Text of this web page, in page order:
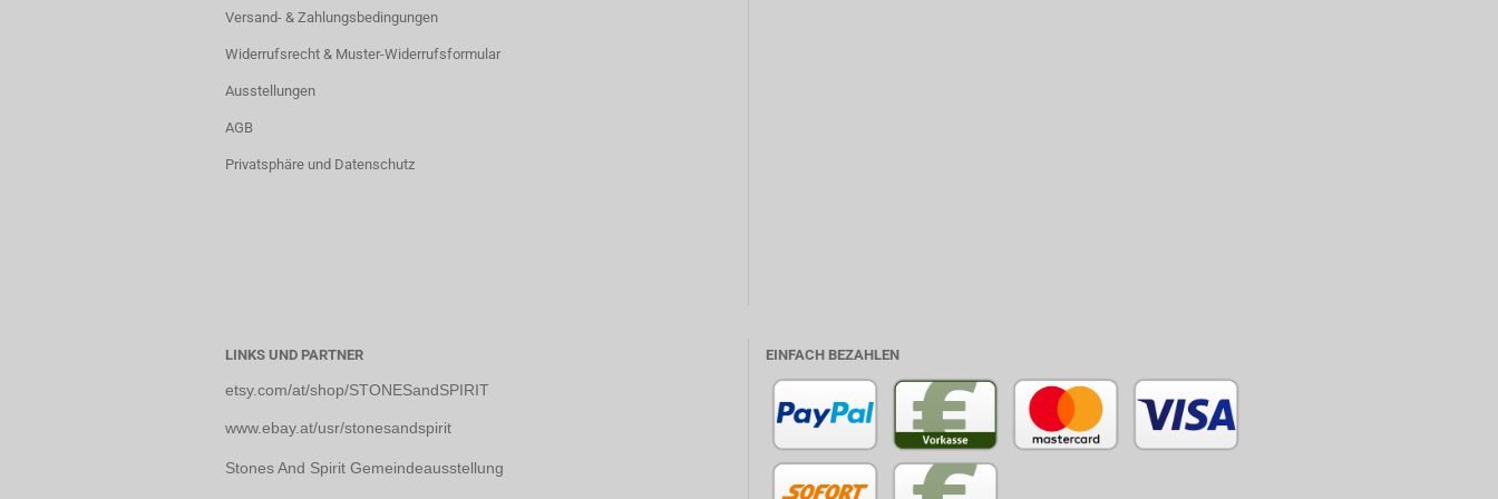
Versand- & Zahlungsbedingungen
Widerrufsrecht & Muster-Widerrufsformular
Ausstellungen
AGB
Privatsphäre und Datenschutz
LINKS UND PARTNER
etsy.com/at/shop/STONESandSPIRIT
www.ebay.at/usr/stonesandspirit
Stones And Spirit Gemeindeausstellung
EINFACH BEZAHLEN